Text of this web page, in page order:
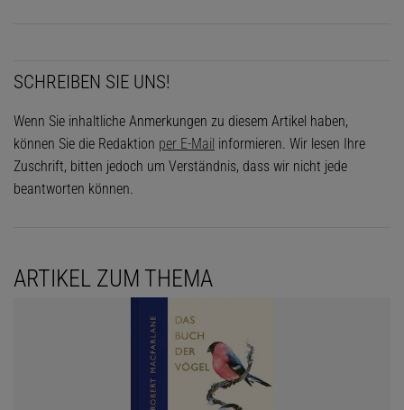
SCHREIBEN SIE UNS!
Wenn Sie inhaltliche Anmerkungen zu diesem Artikel haben,
können Sie die Redaktion per E-Mail informieren. Wir lesen Ihre
Zuschrift, bitten jedoch um Verständnis, dass wir nicht jede
beantworten können.
ARTIKEL ZUM THEMA